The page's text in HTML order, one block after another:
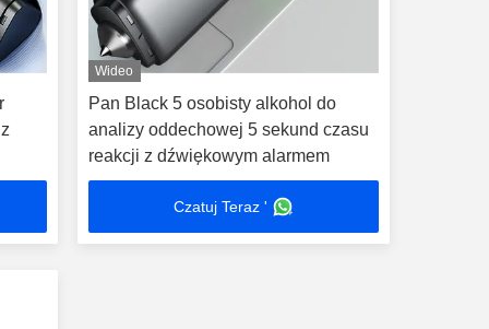
Wideo
Pan Black 5 osobisty alkohol do
analizy oddechowej 5 sekund czasu
reakcji z dźwiękowym alarmem
Czatuj Teraz '